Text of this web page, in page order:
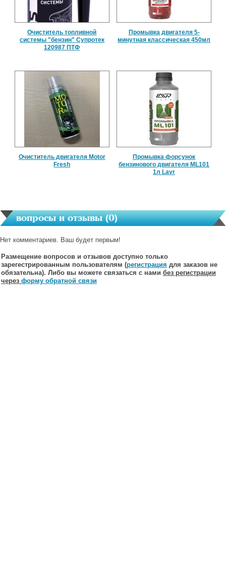
Очиститель топливной
системы "бензин" Супротек
120987 ПТФ
Промывка двигателя 5-
минутная классическая 450мл
Очиститель двигателя Motor
Fresh
Промывка форсунок
бензинового двигателя ML101
1л Lavr
вопросы и отзывы (0)
Нет комментариев. Ваш будет первым!
Размещение вопросов и отзывов доступно только
зарегестрированным пользователям (регистрация для заказов не
обязательна). Либо вы можете связаться с нами без регистрации
через форму обратной связи